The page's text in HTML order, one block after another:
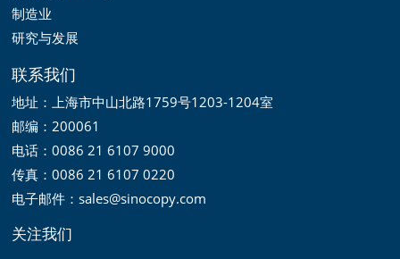
制造业
研究与发展
联系我们
地址：上海市中山北路1759号1203-1204室
邮编：200061
电话：0086 21 6107 9000
传真：0086 21 6107 0220
电子邮件：sales@sinocopy.com
关注我们